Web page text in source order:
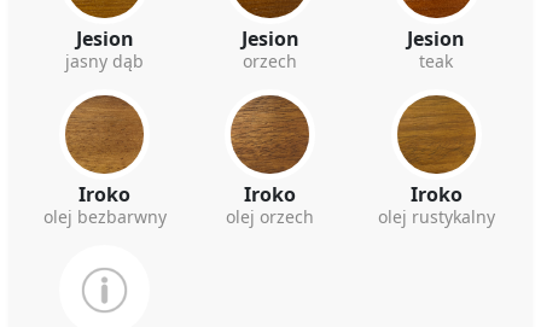
Jesion
jasny dąb
Jesion
orzech
Jesion
teak
Iroko
olej bezbarwny
Iroko
olej orzech
Iroko
olej rustykalny